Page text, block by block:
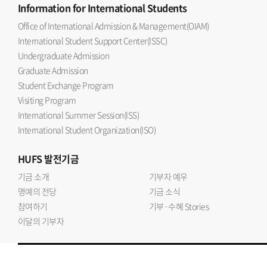
Informationfor International Students
Office of International Admission & Management(OIAM)
International Student Support Center(ISSC)
Undergraduate Admission
Graduate Admission
Student Exchange Program
Visiting Program
International Summer Session(ISS)
International Student Organization(ISO)
HUFS발전기금
기금 소개
기부자 예우
명예의 전당
기금 소식
참여하기
기부·수혜 Stories
이달의 기부자